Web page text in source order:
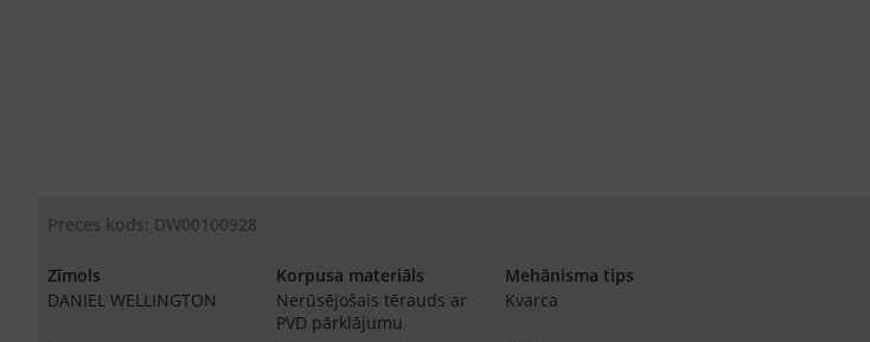
Preces kods: DW00100928
Zīmols
DANIEL WELLINGTON
Korpusa materiāls
Nerūsējošais tērauds ar
PVD pārklājumu
Mehānisma tips
Kvarca